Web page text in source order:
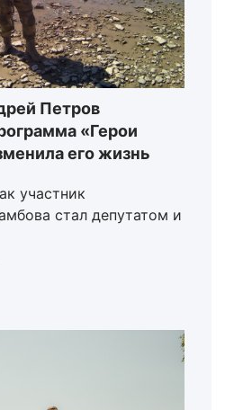
Петров
«Герои
его жизнь
участник
стал депутатом и